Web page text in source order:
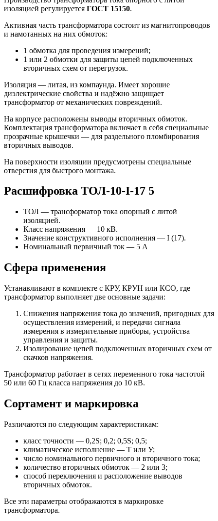
изоляцией регулируется ГОСТ 15150.
Активная часть трансформатора состоит из магнитопроводов
и намотанных на них обмоток:
1 обмотка для проведения измерений;
1 или 2 обмотки для защиты цепей подключенных
вторичных схем от перегрузок.
Изоляция — литая, из компаунда. Имеет хорошие
диэлектрические свойства и надёжно защищает
трансформатор от механических повреждений.
На корпусе расположены выводы вторичных обмоток.
Комплектация трансформатора включает в себя специальные
прозрачные крышечки — для раздельного пломбирования
вторичных выводов.
На поверхности изоляции предусмотрены специальные
отверстия для быстрого монтажа.
Расшифровка ТОЛ-10-I-17 5
ТОЛ — трансформатор тока опорный с литой
изоляцией.
Класс напряжения — 10 кВ.
Значение конструктивного исполнения — I (17).
Номинальный первичный ток — 5 А
Сфера применения
Устанавливают в комплекте с КРУ, КРУН или КСО, где
трансформатор выполняет две основные задачи:
Снижения напряжения тока до значений, пригодных для
осуществления измерений, и передачи сигнала
измерения в измерительные приборы, устройства
управления и защиты.
Изолирование цепей подключенных вторичных схем от
скачков напряжения.
Трансформатор работает в сетях переменного тока частотой
50 или 60 Гц класса напряжения до 10 кВ.
Сортамент и маркировка
Различаются по следующим характеристикам:
класс точности — 0,2S; 0,2; 0,5S; 0,5;
климатическое исполнение — Т или У;
число номинального первичного и вторичного тока;
количество вторичных обмоток — 2 или 3;
способ переключения и расположение выводов
вторичных обмоток.
Все эти параметры отображаются в маркировке
трансформатора.